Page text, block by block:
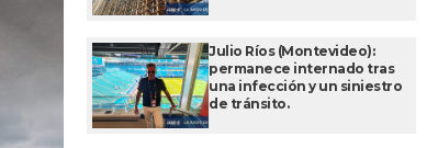
Julio Ríos (Montevideo):
permanece internado tras
una infección y un siniestro
de tránsito.